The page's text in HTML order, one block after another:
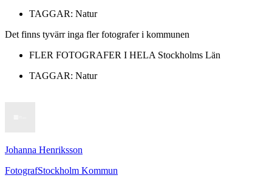
TAGGAR: Natur
Det finns tyvärr inga fler fotografer i kommunen
FLER FOTOGRAFER I HELA Stockholms Län
TAGGAR: Natur
Johanna Henriksson
FotografStockholm Kommun